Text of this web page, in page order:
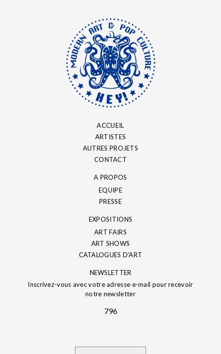
ACCUEIL
ARTISTES
AUTRES PROJETS
CONTACT
A PROPOS
EQUIPE
PRESSE
EXPOSITIONS
ART FAIRS
ART SHOWS
CATALOGUES D'ART
NEWSLETTER
Inscrivez-vous avec votre adresse e-mail pour recevoir
notre newsletter
796